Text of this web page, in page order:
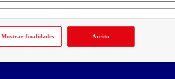
Mostrar finalidades Aceito